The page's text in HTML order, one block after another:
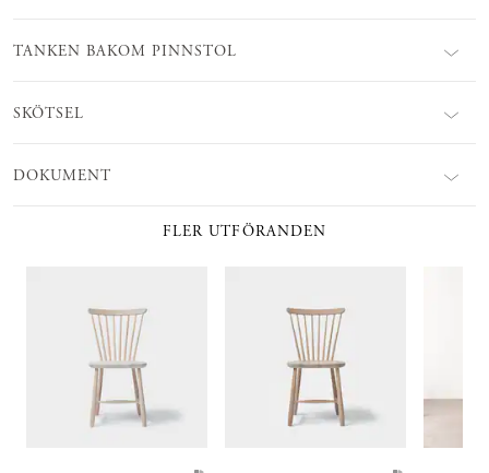
TANKEN BAKOM PINNSTOL
SKÖTSEL
DOKUMENT
FLER UTFÖRANDEN